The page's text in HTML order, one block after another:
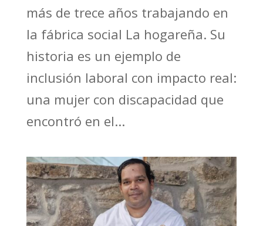
más de trece años trabajando en
la fábrica social La hogareña. Su
historia es un ejemplo de
inclusión laboral con impacto real:
una mujer con discapacidad que
encontró en el...